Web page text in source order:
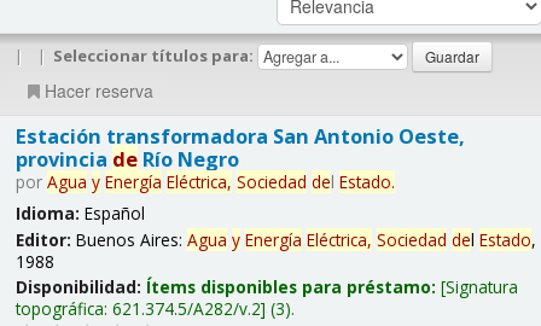
| | Seleccionar títulos para:
Hacer reserva
Estación transformadora San Antonio Oeste,
provincia deRío Negro
por Agua y Energía Eléctrica, Sociedad del Estado.
Idioma: Español
Editor: Buenos Aires: Agua y Energía Eléctrica, Sociedad del Estado,
1988
Disponibilidad: Ítems disponibles para préstamo: Signatura
topográfica: 621.374.5/A282/v.2 (3).